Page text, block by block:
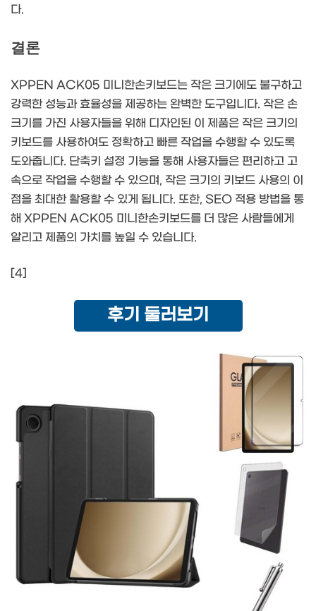
다.
결론
XPPEN ACK05 미니한손키보드는 작은 크기에도 불구하고
강력한 성능과 효율성을 제공하는 완벽한 도구입니다. 작은 손
크기를 가진 사용자들을 위해 디자인된 이 제품은 작은 크기의
키보드를 사용하여도 정확하고 빠른 작업을 수행할 수 있도록
도와줍니다. 단축키 설정 기능을 통해 사용자들은 편리하고 고
속으로 작업을 수행할 수 있으며, 작은 크기의 키보드 사용의 이
점을 최대한 활용할 수 있게 됩니다. 또한, SEO 적용 방법을 통
해 XPPEN ACK05 미니한손키보드를 더 많은 사람들에게
알리고 제품의 가치를 높일 수 있습니다.
[4]
후기 둘러보기